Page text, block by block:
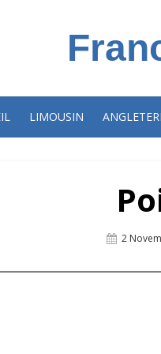
LIMOUSIN
Posted
2